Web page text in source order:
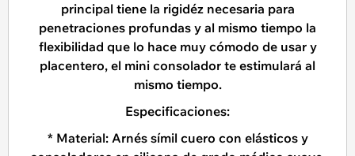
principal tiene la rigidéz necesaria para
penetraciones profundas y al mismo tiempo la
flexibilidad que lo hace muy cómodo de usar y
placentero, el mini consolador te estimulará al
mismo tiempo.
Especificaciones:
* Material: Arnés símil cuero con elásticos y